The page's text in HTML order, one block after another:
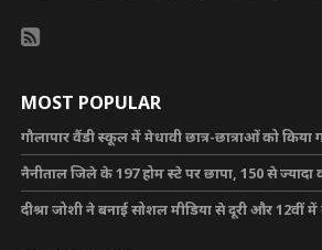
MOST POPULAR
गौलापार वैंडी स्कूल में मेधावी छात्र-छात्राओं को किया
नैनीताल जिले के 197 होम स्टे पर छापा, 150 से
दीश्रा जोशी ने बनाई सोशल मीडिया से दूरी और 12वीं